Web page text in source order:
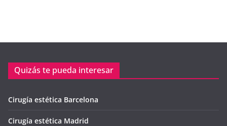
Quizás te pueda interesar
Cirugía estética Barcelona
Cirugía estética Madrid